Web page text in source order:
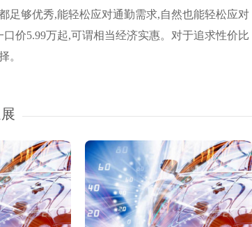
够优秀,能轻松应对通勤需求,自然也能轻松应对
价5.99万起,可谓相当经济实惠。对于追求性价比
。